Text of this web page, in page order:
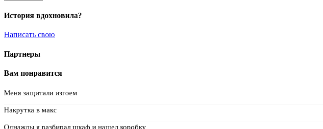
История вдохновила?
Написать свою
Партнеры
Вам понравится
Меня защитали изгоем
Накрутка в макс
Однажды я разбирал шкаф и нашел коробку